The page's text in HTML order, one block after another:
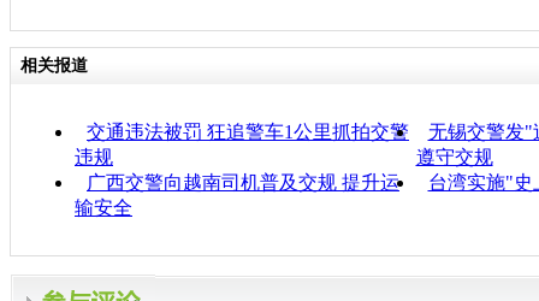
相关报道
交通违法被罚 狂追警车1公里抓拍交警
违规
无锡交警发"
遵守交规
广西交警向越南司机普及交规 提升运
输安全
台湾实施"史